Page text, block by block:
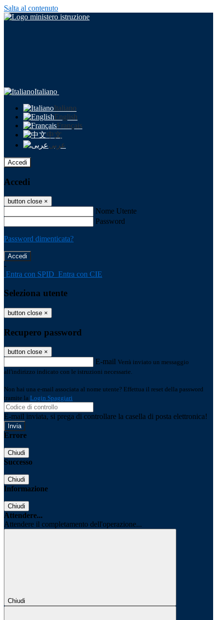
Salta al contenuto
Italiano
Italiano
English
Français
中文
عربى
Accedi
Accedi
button close ×
Nome Utente
Password
Password dimenticata?
-
Entra con SPID Entra con CIE
Seleziona utente
button close ×
Recupero password
button close ×
E-mail Verrà inviato un messaggio
all'indirizzo indicato con le istruzioni necessarie.
Non hai una e-mail associata al nome utente? Effettua il reset della password
tramite la Login Spaggiari
E-mail inviata, si prega di controllare la casella di posta elettronica!
Errore
Chiudi
Successo
Chiudi
Informazione
Chiudi
Attendere...
Attendere il completamento dell'operazione...
Chiudi